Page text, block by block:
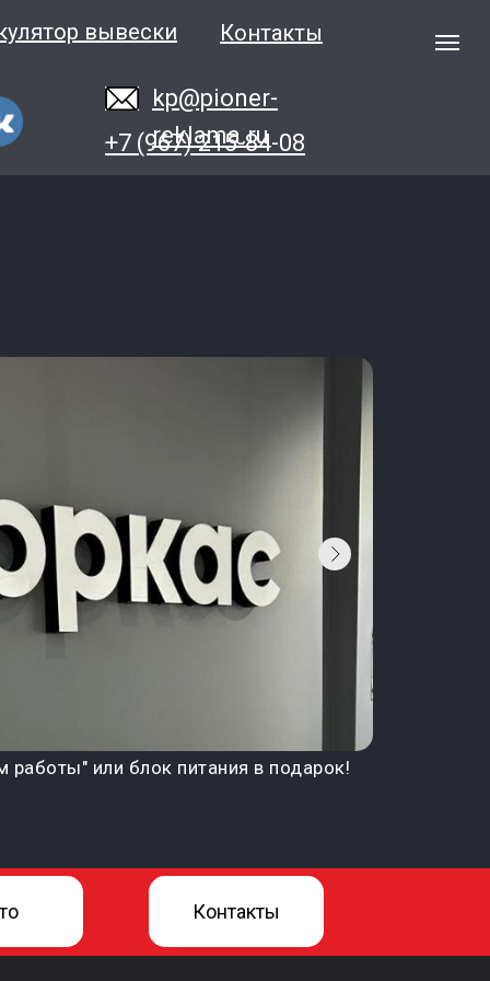
вывески Контакты
+7 (967) 215-84-08
kp@pioner-
reklama.ru
работы" или блок питания в подарок!
Контакты